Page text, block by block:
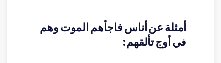
أمثلة عن أناس فاجأهم الموت وهم
في أوج تألقهم: